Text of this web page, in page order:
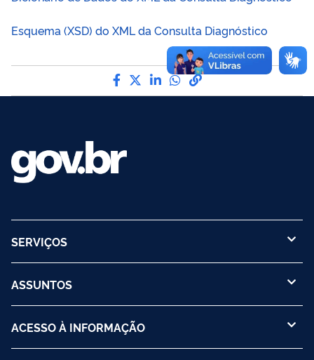
Esquema (XSD) do XML da Consulta Diagnóstico
Compartilhe por Facebook
Compartilhe por Twitter
Compartilhe por LinkedIn
Compartilhe por
link para Copiar
SERVIÇOS
ASSUNTOS
ACESSO À INFORMAÇÃO